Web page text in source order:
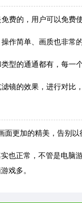
费的，用户可以免费
作简单、画质也非常
型的通通都有，每一
镜的效果，进行对比
更加的精美，告别以
正常，不管是电脑
戏多。